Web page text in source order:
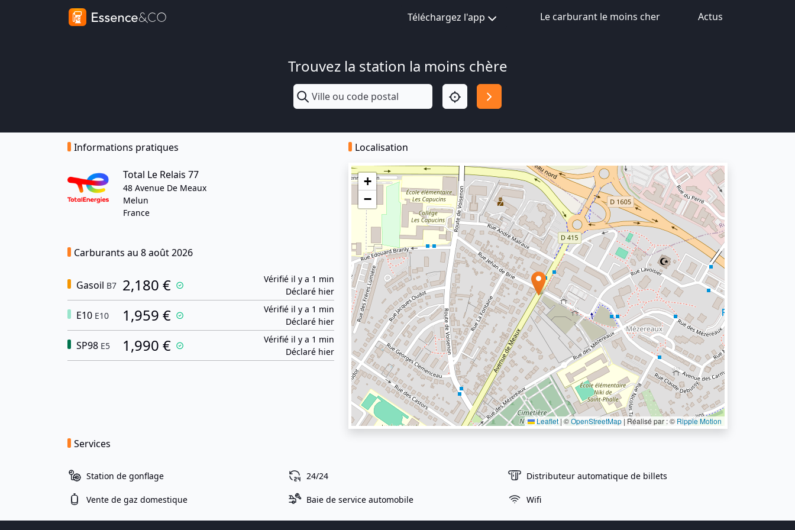
Téléchargez l'app Le carburant le moins cher Actus
Trouvez la station la moins chère
Informations pratiques
Total Le Relais 77
48 Avenue De Meaux
Melun
France
Carburants au 8 août 2026
Gasoil B7 2,180 €
Vérifié il y a 1 min
Déclaré hier
E10 E10 1,959 €
Vérifié il y a 1 min
Déclaré hier
SP98 E5 1,990 €
Vérifié il y a 1 min
Déclaré hier
Localisation
+
−
Leaflet | ©OpenStreetMap | Réalisé par : © Ripple Motion
Services
Station de gonflage 24/24 Distributeur automatique de billets
Vente de gaz domestique Baie de service automobile Wifi